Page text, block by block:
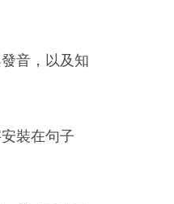
音，以及知
裝在句子